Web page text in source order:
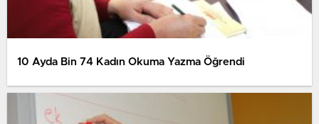
10 Ayda Bin 74 Kadın Okuma Yazma Öğrendi